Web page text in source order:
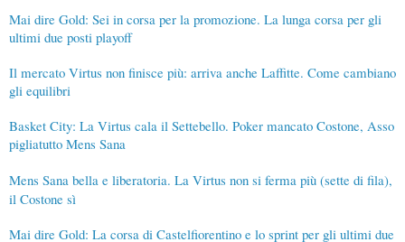
Mai dire Gold: Sei in corsa per la promozione. La lunga corsa per gli
ultimi due posti playoff
Il mercato Virtus non finisce più: arriva anche Laffitte. Come cambiano
gli equilibri
Basket City: La Virtus cala il Settebello. Poker mancato Costone, Asso
pigliatutto Mens Sana
Mens Sana bella e liberatoria. La Virtus non si ferma più (sette di fila),
il Costone sì
Mai dire Gold: La corsa di Castelfiorentino e lo sprint per gli ultimi due